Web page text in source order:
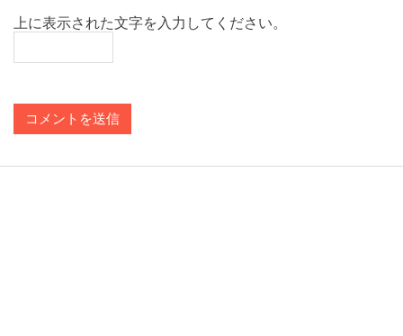
上に表示された文字を入力してください。